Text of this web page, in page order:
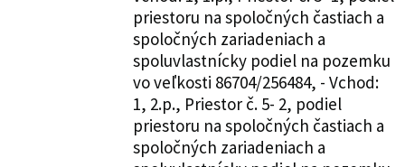
priestoru na spoločných častiach a
spoločných zariadeniach a
spoluvlastnícky podiel na pozemku
vo veľkosti 86704/256484, - Vchod:
1, 2.p., Priestor č. 5- 2, podiel
priestoru na spoločných častiach a
spoločných zariadeniach a